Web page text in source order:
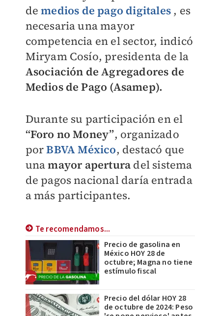
demedios de pago digitales , es
necesaria una mayor
competencia en el sector, indicó
Miryam Cosío, presidenta de la
Asociación de Agregadores de
Medios de Pago (Asamep).
Durante su participación en el
“Foro no Money”, organizado
porBBVA México, destacó que
unamayor apertura del sistema
de pagos nacional daría entrada
a más participantes.
Te recomendamos...
Precio de gasolina en
México HOY 28 de
octubre; Magna no tiene
estímulo fiscal
Precio del dólar HOY 28
de octubre de 2024: Peso